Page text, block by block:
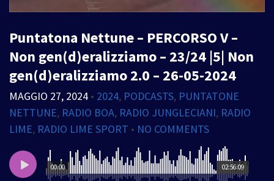
Puntatona Nettune – PERCORSO V –
Non gen(d)eralizziamo – 23/24 |5| Non
gen(d)eralizziamo 2.0 – 26-05-2024
MAGGIO 27, 2024 • 2024, PODCASTS, PUNTATONE
NETTUNE, RADIO BOA, RADIO JUNGLECIANI, RADIO
LIME, RADIO LIME SPORT • NO COMMENTS
02:56:09
00:00